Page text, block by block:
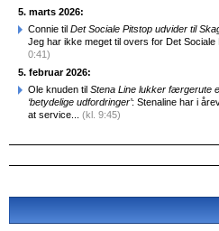
5. marts 2026:
Connie til Det Sociale Pitstop udvider til
Jeg har ikke meget til overs for Det Sociale
0:41)
5. februar 2026:
Ole knuden til Stena Line lukker færgerute
‘betydelige udfordringer’: Stenaline har i
at service... (kl. 9:45)